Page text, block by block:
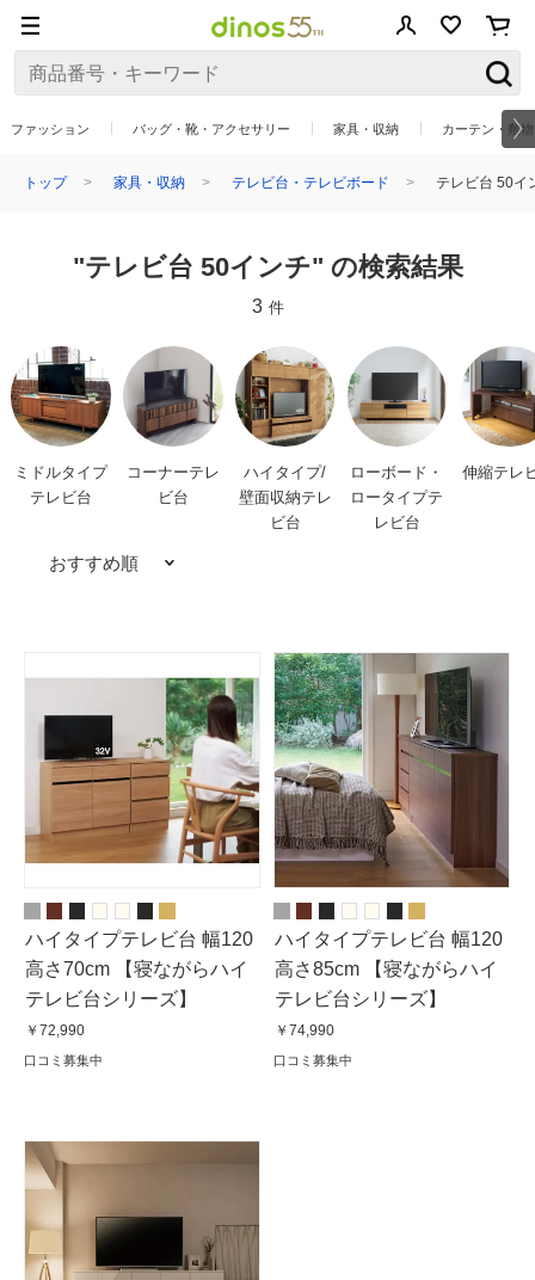
ファッション バッグ・靴・アクセサリー 家具・収納 カーテン・敷
トップ 家具・収納 テレビ台・テレビボード テレビ台 50イ
"テレビ台 50インチ" の検索結果
3 件
ミドルタイプ
テレビ台
コーナーテレ
ビ台
ハイタイプ/
壁面収納テレ
ビ台
ローボード・
ロータイプテ
レビ台
伸縮テレ
おすすめ順
ハイタイプテレビ台 幅120
高さ70cm 【寝ながらハイ
テレビ台シリーズ】
￥72,990
口コミ募集中
ハイタイプテレビ台 幅120
高さ85cm 【寝ながらハイ
テレビ台シリーズ】
￥74,990
口コミ募集中